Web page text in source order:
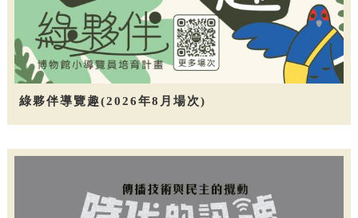
綠夥伴導覽趣(2026年8月場次)